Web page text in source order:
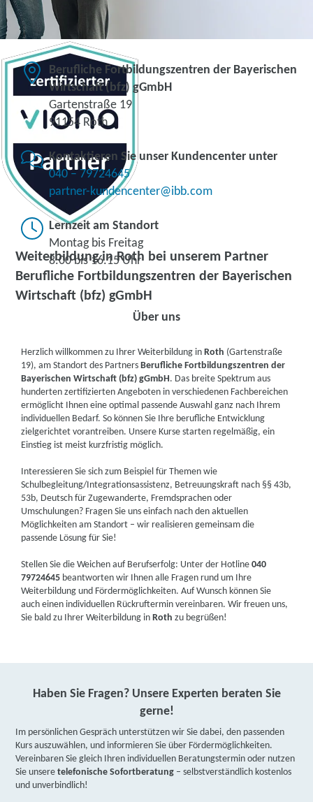
Weiterbildung in Roth bei unserem Partner
Berufliche Fortbildungszentren der Bayerischen
Wirtschaft (bfz) gGmbH
Berufliche Fortbildungszentren der Bayerischen
Wirtschaft (bfz) gGmbH
Gartenstraße 19
91154 Roth
Kontaktieren Sie unser Kundencenter unter
040 – 79724645
partner-kundencenter@ibb.com
Lernzeit am Standort
Montag bis Freitag
8.00 bis 16.15 Uhr
Über uns
Herzlich willkommen zu Ihrer Weiterbildung inRoth (Gartenstraße
19), am Standort des PartnersBerufliche Fortbildungszentren der
Bayerischen Wirtschaft (bfz) gGmbH. Das breite Spektrum aus
hunderten zertifizierten Angeboten in verschiedenen Fachbereichen
ermöglicht Ihnen eine optimal passende Auswahl ganz nach Ihrem
individuellen Bedarf. So können Sie Ihre berufliche Entwicklung
zielgerichtet vorantreiben. Unsere Kurse starten regelmäßig, ein
Einstieg ist meist kurzfristig möglich.
Interessieren Sie sich zum Beispiel für Themen wie
Schulbegleitung/Integrationsassistenz, Betreuungskraft nach §§ 43b,
53b, Deutsch für Zugewanderte, Fremdsprachen oder
Umschulungen? Fragen Sie uns einfach nach den aktuellen
Möglichkeiten am Standort – wir realisieren gemeinsam die
passende Lösung für Sie!
Stellen Sie die Weichen auf Berufserfolg: Unter der Hotline040
79724645 beantworten wir Ihnen alle Fragen rund um Ihre
Weiterbildung und Fördermöglichkeiten. Auf Wunsch können Sie
auch einen individuellen Rückruftermin vereinbaren. Wir freuen uns,
Sie bald zu Ihrer Weiterbildung inRoth zu begrüßen!
Haben Sie Fragen? Unsere Experten beraten Sie
gerne!
Im persönlichen Gespräch unterstützen wir Sie dabei, den passenden
Kurs auszuwählen, und informieren Sie über Fördermöglichkeiten.
Vereinbaren Sie gleich Ihren individuellen Beratungstermin oder nutzen
Sie unseretelefonische Sofortberatung – selbstverständlich kostenlos
und unverbindlich!